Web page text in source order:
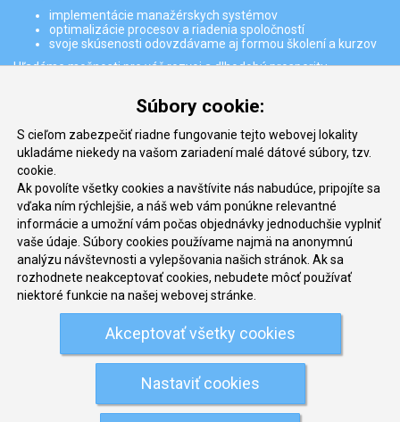
Súbory cookie:
S cieľom zabezpečiť riadne fungovanie tejto webovej lokality
ukladáme niekedy na vašom zariadení malé dátové súbory, tzv.
cookie.
Ak povolíte všetky cookies a navštívite nás nabudúce, pripojíte sa
vďaka ním rýchlejšie, a náš web vám ponúkne relevantné
informácie a umožní vám počas objednávky jednoduchšie vyplniť
vaše údaje. Súbory cookies používame najmä na anonymnú
analýzu návštevnosti a vylepšovania našich stránok. Ak sa
rozhodnete neakceptovať cookies, nebudete môcť používať
niektoré funkcie na našej webovej stránke.
Akceptovať všetky cookies
Nastaviť cookies
implementácie manažérskych systémov
optimalizácie procesov a riadenia spoločností
svoje skúsenosti odovzdávame aj formou školení a kurzov
Hľadáme možnosti pre váš rozvoj a dlhodobú prosperitu
Partneri
Kontakt
QM Slovakia, s.r.o
Jégého 5/11
971 01 Prievidza
+421 948 408 651
projekty@qmslovakia.sk
www.qmslovakia.sk
Zrušiť nastavenie cookies